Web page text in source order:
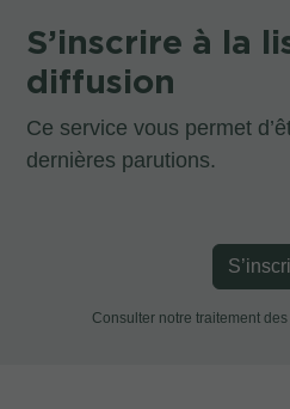
S’inscrire à la
diffusion
Ce service vous permet
dernières parutions.
Consulter notre traitement des